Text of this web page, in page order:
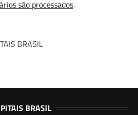
são processados.
BRASIL
BRASIL